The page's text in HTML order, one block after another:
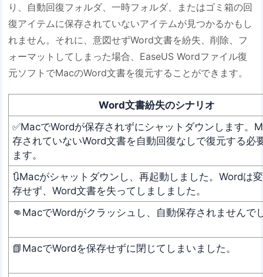
り、自動回復フォルダ、一時フォルダ、またはゴミ箱の回
復アイテムに保存されていないアイテムが見つかるかもし
れません。それに、意図せずWord文書を紛失、削除、フ
ォーマットしてしまった場合、EaseUS Wordファイル復
元ソフトでMacのWord文書を復元することができます。
Word文書紛失のシナリオ
✅MacでWordが保存されずにシャットダウンします。
存されていないWord文書を自動回復なしで復元する必
ます。
🔃Macがシャットダウンし、再起動しました。Wordは
存せず、Word文書を失ってしましました。
👊MacでWordがクラッシュし、自動保存されませんで
📗MacでWordを保存せずに閉じてしまいました。